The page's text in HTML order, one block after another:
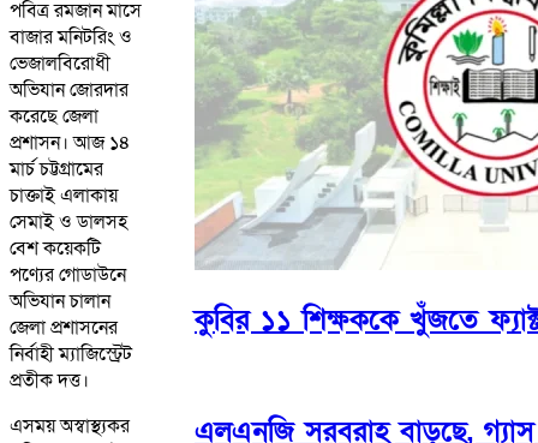
পবিত্র রমজান মাসে
বাজার মনিটরিং ও
ভেজালবিরোধী
অভিযান জোরদার
করেছে জেলা
প্রশাসন। আজ ১৪
মার্চ চট্টগ্রামের
চাক্তাই এলাকায়
সেমাই ও ডালসহ
বেশ কয়েকটি
পণ্যের গোডাউনে
অভিযান চালান
জেলা প্রশাসনের
নির্বাহী ম্যাজিস্ট্রেট
প্রতীক দত্ত।
এসময় অস্বাস্থ্যকর
কুবির ১১ শিক্ষককে খুঁজতে
এলএনজি সরবরাহ বাড়ছে,